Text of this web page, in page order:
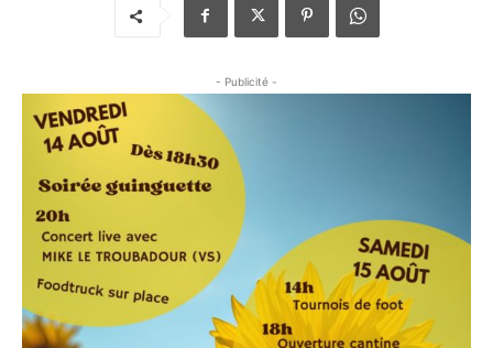
- Publicité -